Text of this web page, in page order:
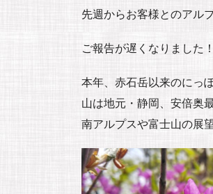
先週からお客様とのアル
ご報告が遅くなりました！
本年、赤石岳以来のにっ
山は地元・静岡、安倍奥
南アルプスや富士山の展